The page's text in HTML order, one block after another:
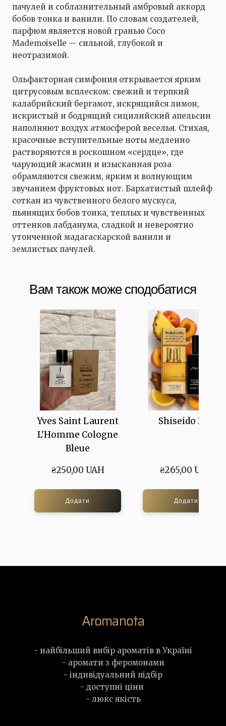
пачулей и соблазнительный амбровый аккорд
бобов тонка и ванили. По словам создателей,
парфюм является новой гранью Coco
Mademoiselle — сильной, глубокой и
неотразимой.
Ольфакторная симфония открывается ярким
цитрусовым всплеском: свежий и терпкий
калабрийский бергамот, искрящийся лимон,
искристый и бодрящий сицилийский апельсин
наполняют воздух атмосферой веселья. Стихая,
красочные вступительные ноты медленно
растворяются в роскошном «сердце», где
чарующий жасмин и изысканная роза
обрамляются свежим, ярким и волнующим
звучанием фруктовых нот. Бархатистый шлейф
соткан из чувственного белого мускуса,
пьянящих бобов тонка, теплых и чувственных
оттенков лабданума, сладкой и невероятно
утонченной мадагаскарской ванили и
землистых пачулей.
Вам також може сподобатися
Yves Saint Laurent
L'Homme Cologne
Bleue
₴250,00 UAH
Додати
Shiseido Zen
₴265,00 UAH
Додати
Aromanota
- найбільший вибір ароматів в Україні
- аромати з феромонами
- індивідуальний підбір
- доступні ціни
- люкс якість